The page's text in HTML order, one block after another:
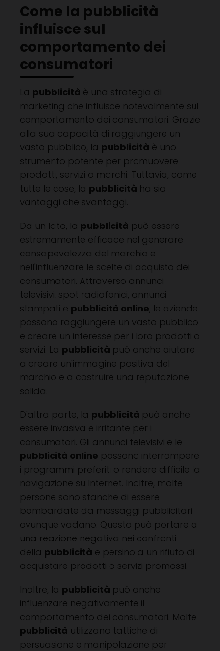
Come la pubblicità
influisce sul
comportamento dei
consumatori
La pubblicità è una strategia di
marketing che influisce notevolmente sul
comportamento dei consumatori. Grazie
alla sua capacità di raggiungere un
vasto pubblico, la pubblicità è uno
strumento potente per promuovere
prodotti, servizi o marchi. Tuttavia, come
tutte le cose, la pubblicità ha sia
vantaggi che svantaggi.
Da un lato, la pubblicità può essere
estremamente efficace nel generare
consapevolezza del marchio e
nell'influenzare le scelte di acquisto dei
consumatori. Attraverso annunci
televisivi, spot radiofonici, annunci
stampati e pubblicità online, le aziende
possono raggiungere un vasto pubblico
e creare un interesse per i loro prodotti o
servizi. La pubblicità può anche aiutare
a creare un'immagine positiva del
marchio e a costruire una reputazione
solida.
D'altra parte, la pubblicità può anche
essere invasiva e irritante per i
consumatori. Gli annunci televisivi e le
pubblicità online possono interrompere
i programmi preferiti o rendere difficile la
navigazione su Internet. Inoltre, molte
persone sono stanche di essere
bombardate da messaggi pubblicitari
ovunque vadano. Questo può portare a
una reazione negativa nei confronti
della pubblicità e persino a un rifiuto di
acquistare prodotti o servizi promossi.
Inoltre, la pubblicità può anche
influenzare negativamente il
comportamento dei consumatori. Molte
pubblicità utilizzano tattiche di
persuasione e manipolazione per